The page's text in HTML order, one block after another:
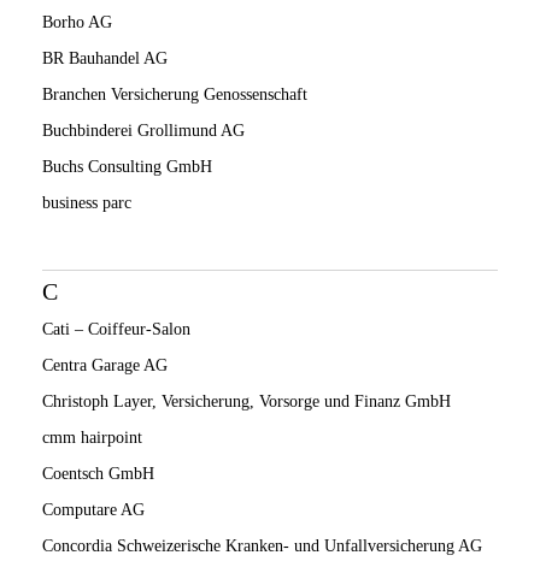
Borho AG
BR Bauhandel AG
Branchen Versicherung Genossenschaft
Buchbinderei Grollimund AG
Buchs Consulting GmbH
business parc
C
Cati – Coiffeur-Salon
Centra Garage AG
Christoph Layer, Versicherung, Vorsorge und Finanz GmbH
cmm hairpoint
Coentsch GmbH
Computare AG
Concordia Schweizerische Kranken- und Unfallversicherung AG